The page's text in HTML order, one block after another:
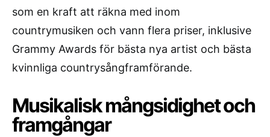
som en kraft att räkna med inom
countrymusiken och vann flera priser, inklusive
Grammy Awards för bästa nya artist och bästa
kvinnliga countrysångframförande.
Musikalisk mångsidighet och
framgångar